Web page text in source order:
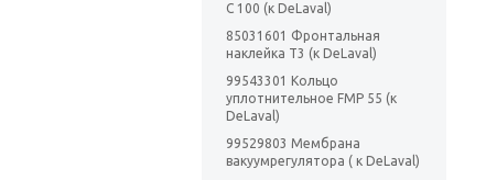
С 100 (к DeLaval)
85031601 Фронтальная
наклейка Т3 (к DeLaval)
99543301 Кольцо
уплотнительное FMP 55 (к
DeLaval)
99529803 Мембрана
вакуумрегулятора ( к DeLaval)